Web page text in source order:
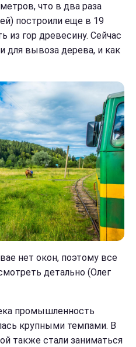
что в два раза
построили еще в 19
из гор древесину. Сейчас
для вывоза дерева, и как
нет окон, поэтому все
детально (Олег
промышленность
крупными темпами. В
также стали заниматься